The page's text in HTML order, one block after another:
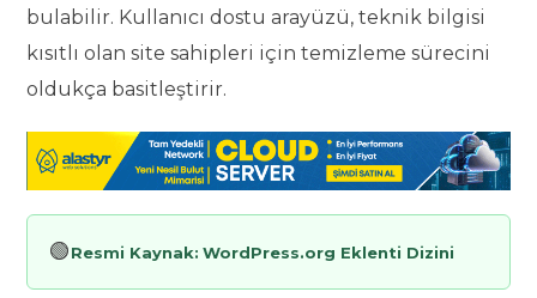
bulabilir. Kullanıcı dostu arayüzü, teknik bilgisi
kısıtlı olan site sahipleri için temizleme sürecini
oldukça basitleştirir.
🟢Resmi Kaynak: WordPress.org Eklenti Dizini